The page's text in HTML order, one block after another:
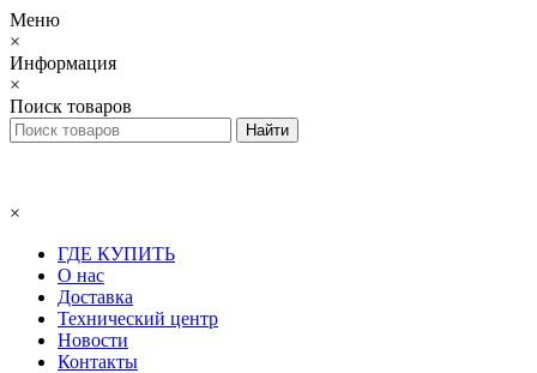
Меню
×
Информация
×
Поиск товаров
×
ГДЕ КУПИТЬ
О нас
Доставка
Технический центр
Новости
Контакты